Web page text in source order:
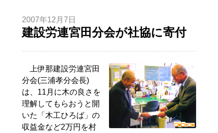
2007年12月7日
建設労連宮田分会が社協に寄付
上伊那建設労連宮田
分会(三浦孝分会長)
は、11月に木の良さを
理解してもらおうと開
いた「木工ひろば」の
収益金など2万円を村